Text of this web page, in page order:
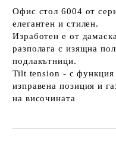
Офис стол 6004 от
елегантен и стилен.
Изработен е от
разполага с изящна
подлакътници.
Tilt tension - с функция
изправена позиция и
на височината